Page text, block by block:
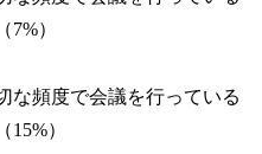
7%）
な頻度で会議を行っている
15%）